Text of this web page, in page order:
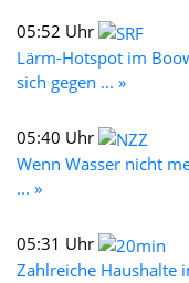
05:52 Uhr
Lärm-Hotspot im
sich gegen ... »
05:40 Uhr
Wenn Wasser nicht
... »
05:31 Uhr
Zahlreiche Haushalte